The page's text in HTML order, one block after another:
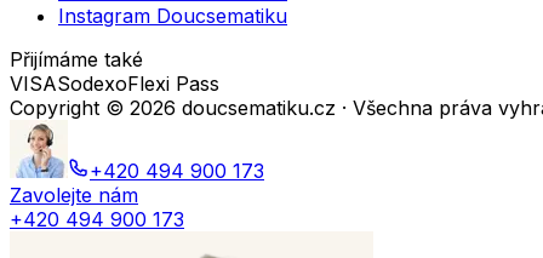
Instagram Doucsematiku
Přijímáme také
VISASodexoFlexi Pass
Copyright © 2026 doucsematiku.cz · Všechna práva
+420 494 900 173
Zavolejte nám
+420 494 900 173